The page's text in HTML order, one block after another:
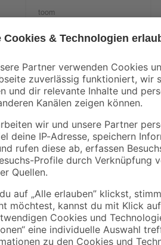
toom
warmweiß IP 44 Ø 20
12, €
LED-
ist über
RGB-
ist
über